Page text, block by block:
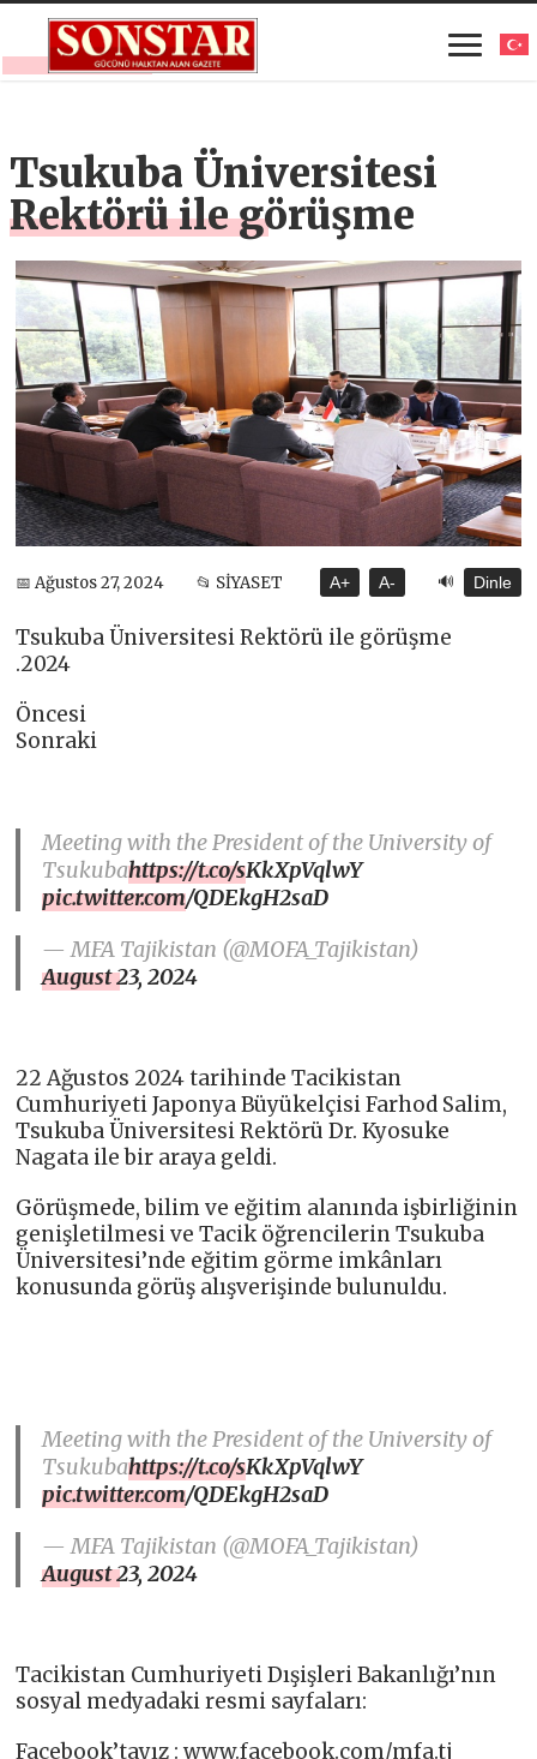
Tsukuba Üniversitesi
Rektörü ile görüşme
📅 Ağustos 27, 2024 📂 SİYASET A+ A- 🔊 Dinle
Tsukuba Üniversitesi Rektörü ile görüşme
.2024
Öncesi
Sonraki
Meeting with the President of the University of
Tsukubahttps://t.co/sKkXpVqlwY
pic.twitter.com/QDEkgH2saD
— MFA Tajikistan (@MOFA_Tajikistan)
August 23, 2024
22 Ağustos 2024 tarihinde Tacikistan
Cumhuriyeti Japonya Büyükelçisi Farhod Salim,
Tsukuba Üniversitesi Rektörü Dr. Kyosuke
Nagata ile bir araya geldi.
Görüşmede, bilim ve eğitim alanında işbirliğinin
genişletilmesi ve Tacik öğrencilerin Tsukuba
Üniversitesi’nde eğitim görme imkânları
konusunda görüş alışverişinde bulunuldu.
Meeting with the President of the University of
Tsukubahttps://t.co/sKkXpVqlwY
pic.twitter.com/QDEkgH2saD
— MFA Tajikistan (@MOFA_Tajikistan)
August 23, 2024
Tacikistan Cumhuriyeti Dışişleri Bakanlığı’nın
sosyal medyadaki resmi sayfaları:
Facebook’tayız : www.facebook.com/mfa.tj​